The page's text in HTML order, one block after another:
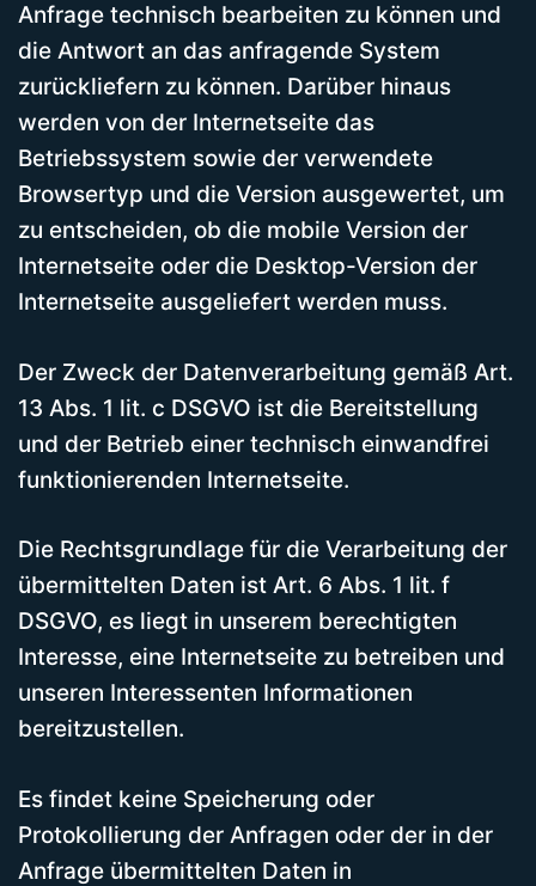
Anfrage technisch bearbeiten zu können und
die Antwort an das anfragende System
zurückliefern zu können. Darüber hinaus
werden von der Internetseite das
Betriebssystem sowie der verwendete
Browsertyp und die Version ausgewertet, um
zu entscheiden, ob die mobile Version der
Internetseite oder die Desktop-Version der
Internetseite ausgeliefert werden muss.
Der Zweck der Datenverarbeitung gemäß Art.
13 Abs. 1 lit. c DSGVO ist die Bereitstellung
und der Betrieb einer technisch einwandfrei
funktionierenden Internetseite.
Die Rechtsgrundlage für die Verarbeitung der
übermittelten Daten ist Art. 6 Abs. 1 lit. f
DSGVO, es liegt in unserem berechtigten
Interesse, eine Internetseite zu betreiben und
unseren Interessenten Informationen
bereitzustellen.
Es findet keine Speicherung oder
Protokollierung der Anfragen oder der in der
Anfrage übermittelten Daten in